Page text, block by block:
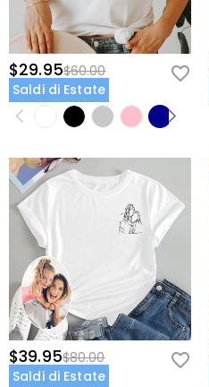
$29.95$60.00
Saldi di Estate
$39.95$80.00
Saldi di Estate